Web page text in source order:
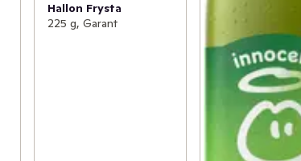
Hallon Frysta
225 g, Garant